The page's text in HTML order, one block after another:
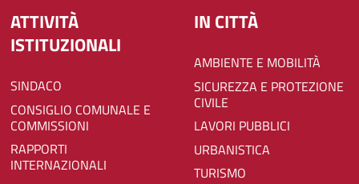
ATTIVITÀ
ISTITUZIONALI
SINDACO
CONSIGLIO COMUNALE E
COMMISSIONI
RAPPORTI
INTERNAZIONALI
IN CITTÀ
AMBIENTE E MOBILITÀ
SICUREZZA E PROTEZIONE
CIVILE
LAVORI PUBBLICI
URBANISTICA
TURISMO